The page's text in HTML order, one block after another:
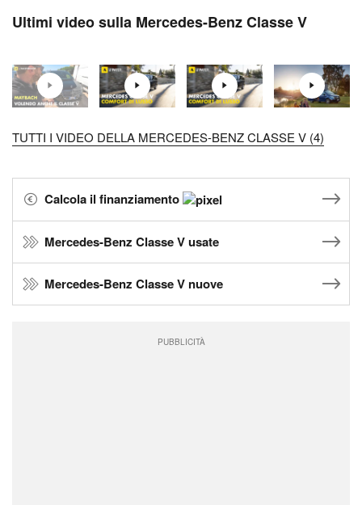
Ultimi video sulla Mercedes-Benz Classe V
TUTTI I VIDEO DELLA MERCEDES-BENZ CLASSE V (4)
Calcola il finanziamento
Mercedes-Benz Classe V usate
Mercedes-Benz Classe V nuove
PUBBLICITÀ